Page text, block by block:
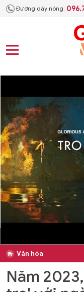
Đường dây nóng:
Văn hóa
Năm